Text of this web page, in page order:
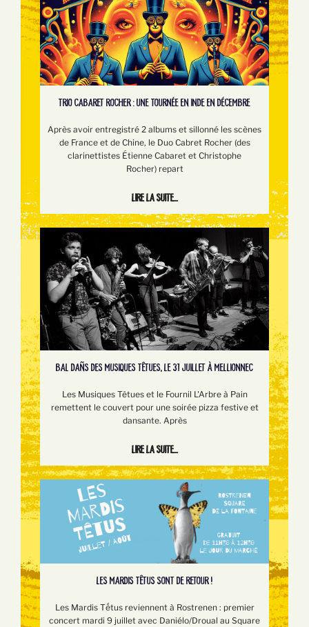
TRIO CABARET ROCHER : UNE TOURNÉE EN INDE EN DÉCEMBRE
Après avoir entregistré 2 albums et sillonné les scènes
de France et de Chine, le Duo Cabret Rocher (des
clarinettistes Étienne Cabaret et Christophe
Rocher) repart
Lire la suite...
BAL DAÑS DES MUSIQUES TÊTUES, LE 31 JUILLET À MELLIONNEC
Les Musiques Têtues et le Fournil L'Arbre à Pain
remettent le couvert pour une soirée pizza festive et
dansante. Après
Lire la suite...
LES MARDIS TÊTUS SONT DE RETOUR !
Les Mardis Tếtus reviennent à Rostrenen : premier
concert mardi 9 juillet avec Daniélo/Droual au Square